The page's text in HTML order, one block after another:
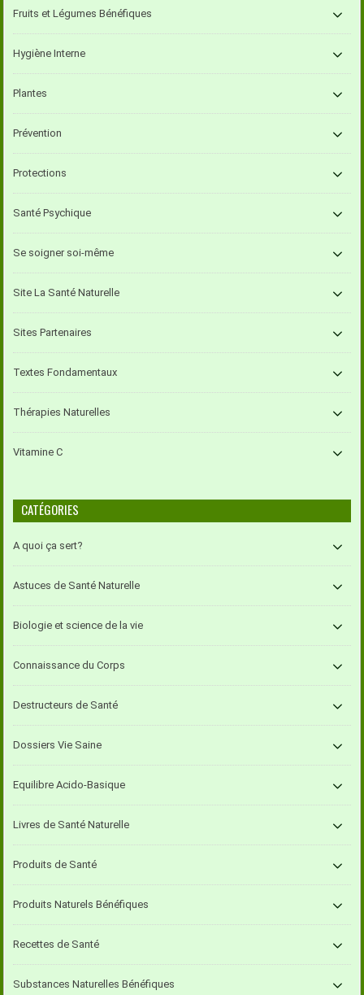
Fruits et Légumes Bénéfiques
Hygiène Interne
Plantes
Prévention
Protections
Santé Psychique
Se soigner soi-même
Site La Santé Naturelle
Sites Partenaires
Textes Fondamentaux
Thérapies Naturelles
Vitamine C
CATÉGORIES
A quoi ça sert?
Astuces de Santé Naturelle
Biologie et science de la vie
Connaissance du Corps
Destructeurs de Santé
Dossiers Vie Saine
Equilibre Acido-Basique
Livres de Santé Naturelle
Produits de Santé
Produits Naturels Bénéfiques
Recettes de Santé
Substances Naturelles Bénéfiques